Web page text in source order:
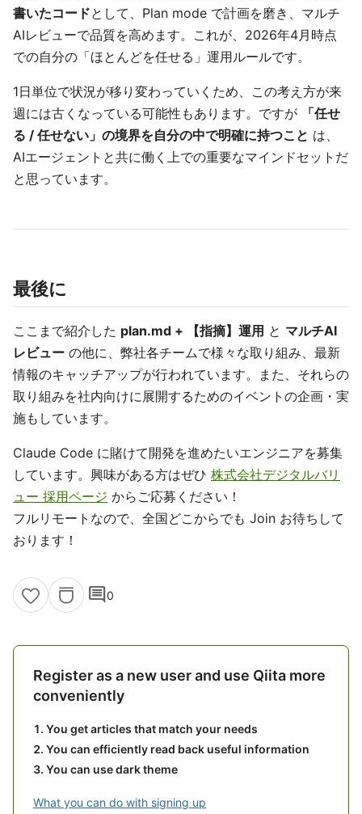
書いたコードとして、Plan mode で計画を磨き、マルチ
AIレビューで品質を高めます。これが、2026年4月時点
での自分の「ほとんどを任せる」運用ルールです。
1日単位で状況が移り変わっていくため、この考え方が来
週には古くなっている可能性もあります。ですが
「任せ
る / 任せない」の境界を自分の中で明確に持つこと は、
AIエージェントと共に働く上での重要なマインドセットだ
と思っています。
最後に
ここまで紹介した plan.md + 【指摘】運用 と マルチAI
レビュー の他に、弊社各チームで様々な取り組み、最新
情報のキャッチアップが行われています。また、それらの
取り組みを社内向けに展開するためのイベントの企画・実
施もしています。
Claude Code に賭けて開発を進めたいエンジニアを募集
しています。興味がある方はぜひ 株式会社デジタルバリ
ュー 採用ページ からご応募ください！
フルリモートなので、全国どこからでも Join お待ちして
おります！
comment0
Register as a new user and use Qiita more
conveniently
You get articles that match your needs
You can efficiently read back useful information
You can use dark theme
What you can do with signing up